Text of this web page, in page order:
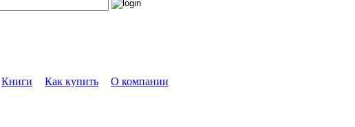
Книги Как купить
О компании